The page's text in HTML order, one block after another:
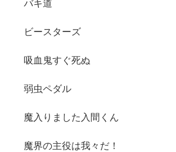
バキ道
ビースターズ
吸血鬼すぐ死ぬ
弱虫ペダル
魔入りました入間くん
魔界の主役は我々だ！